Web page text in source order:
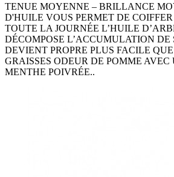
TENUE MOYENNE – BRILLANCE
D'HUILE VOUS PERMET DE
TOUTE LA JOURNÉE L’HUILE
DÉCOMPOSE L’ACCUMULATION DE
DEVIENT PROPRE PLUS FACILE
GRAISSES ODEUR DE POMME
MENTHE POIVRÉE..